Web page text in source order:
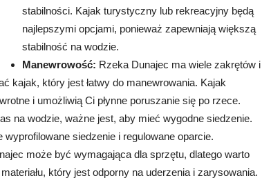
stabilności. Kajak turystyczny lub rekreacyjny będą
najlepszymi opcjami, ponieważ zapewniają większą
stabilność na wodzie.
Manewrowość: Rzeka Dunajec ma wiele zakrętów i
kajak, który jest łatwy do manewrowania. Kajak
i umożliwią Ci płynne poruszanie się po rzece.
na wodzie, ważne jest, aby mieć wygodne siedzenie.
siedzenie i regulowane oparcie.
może być wymagająca dla sprzętu, dlatego warto
który jest odporny na uderzenia i zarysowania.